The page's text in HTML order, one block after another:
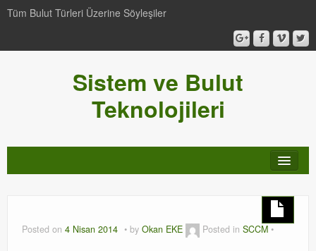
Tüm Bulut Türleri Üzerine Söyleşiler
Sistem ve Bulut
Teknolojileri
Posted on 4 Nisan 2014 by Okan EKE Posted in SCCM